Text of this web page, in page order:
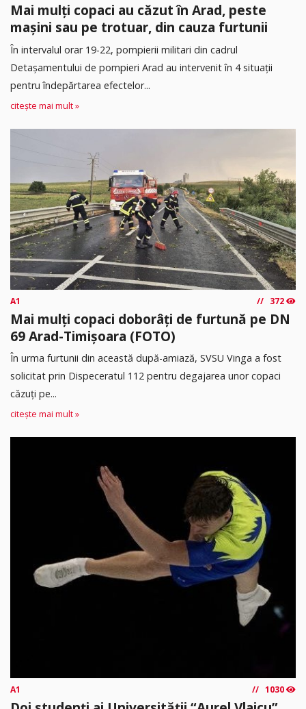
Mai mulți copaci au căzut în Arad, peste
mașini sau pe trotuar, din cauza furtunii
În intervalul orar 19-22, pompierii militari din cadrul
Detașamentului de pompieri Arad au intervenit în 4 situații
pentru îndepărtarea efectelor...
citește mai mult »
A1 372
Mai mulți copaci doborâți de furtună pe DN
69 Arad-Timișoara (FOTO)
În urma furtunii din această după-amiază, SVSU Vinga a fost
solicitat prin Dispeceratul 112 pentru degajarea unor copaci
căzuți pe...
citește mai mult »
A1 1030